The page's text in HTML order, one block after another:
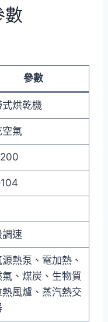
數
參數
烘乾機
空氣
速
熱泵、電加熱、
氣、煤炭、生物質
風爐、蒸汽熱交